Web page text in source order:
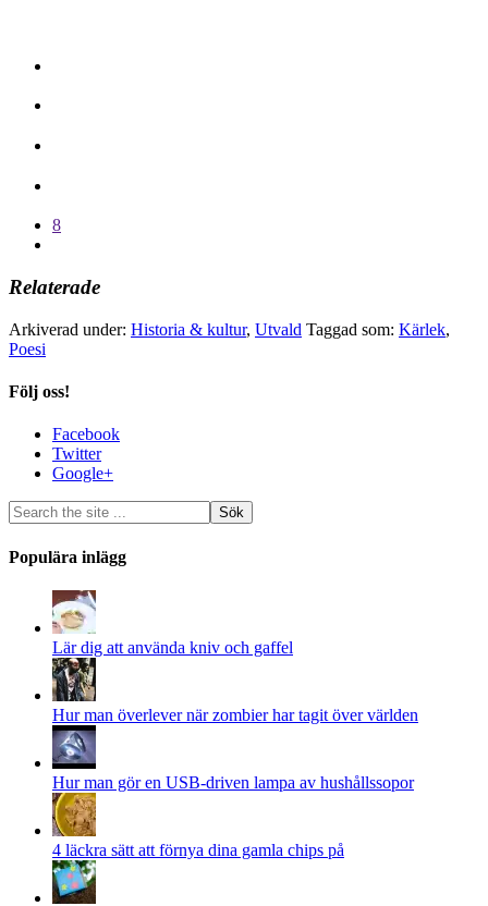
8
Relaterade
Arkiverad under: Historia & kultur, Utvald Taggad som: Kärlek,
Poesi
Följ oss!
Facebook
Twitter
Google+
Populära inlägg
Lär dig att använda kniv och gaffel
Hur man överlever när zombier har tagit över världen
Hur man gör en USB-driven lampa av hushållssopor
4 läckra sätt att förnya dina gamla chips på